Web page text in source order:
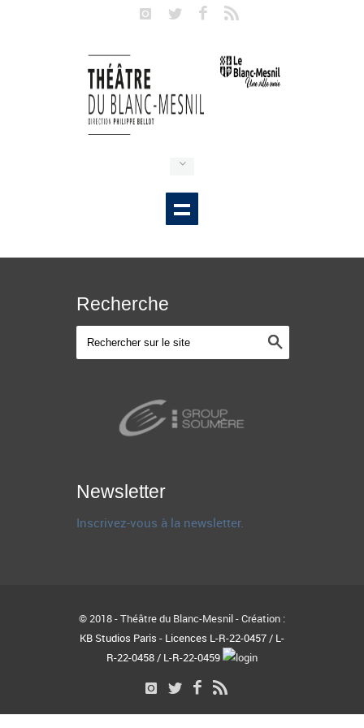
Recherche
Newsletter
Inscrivez-vous à la newsletter.
© 2018 - Théâtre du Blanc-Mesnil - Création :
KB Studios Paris - Licences L-R-22-0457 / L-
R-22-0458 / L-R-22-0459